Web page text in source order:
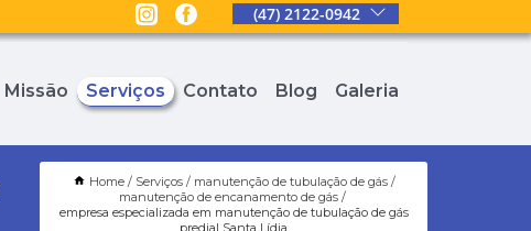
(47) 2122-0942
Missão Serviços Contato Blog Galeria
Home Serviços
manutenção de tubulação de gás
manutenção de encanamento de gás
empresa especializada em manutenção de tubulação de gás